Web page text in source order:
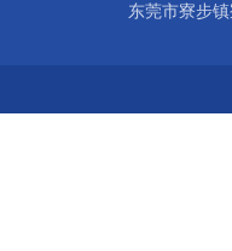
东莞市寮步